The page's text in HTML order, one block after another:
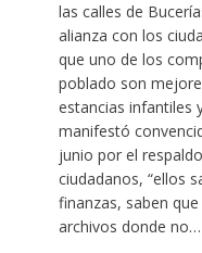
las calles de
alianza con los
que uno de los
poblado son
estancias infantiles
manifestó
junio por el
ciudadanos, “ellos
finanzas, saben
archivos donde no…